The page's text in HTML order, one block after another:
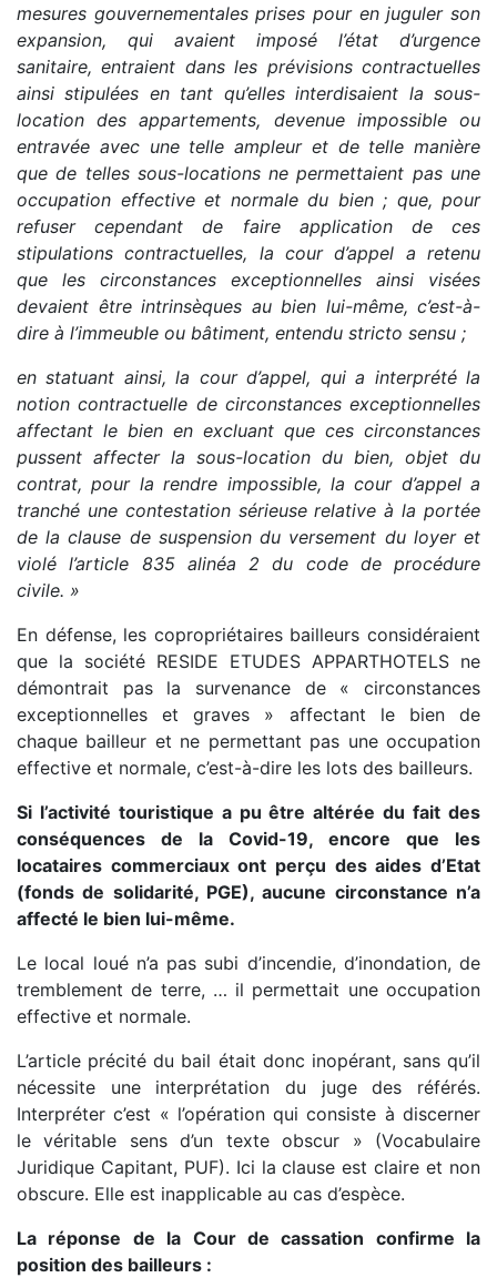
mesures gouvernementales prises pour en juguler son
expansion, qui avaient imposé l’état d’urgence
sanitaire, entraient dans les prévisions contractuelles
ainsi stipulées en tant qu’elles interdisaient la sous-
location des appartements, devenue impossible ou
entravée avec une telle ampleur et de telle manière
que de telles sous-locations ne permettaient pas une
occupation effective et normale du bien ; que, pour
refuser cependant de faire application de ces
stipulations contractuelles, la cour d’appel a retenu
que les circonstances exceptionnelles ainsi visées
devaient être intrinsèques au bien lui-même, c’est-à-
dire à l’immeuble ou bâtiment, entendu stricto sensu ;
en statuant ainsi, la cour d’appel, qui a interprété la
notion contractuelle de circonstances exceptionnelles
affectant le bien en excluant que ces circonstances
pussent affecter la sous-location du bien, objet du
contrat, pour la rendre impossible, la cour d’appel a
tranché une contestation sérieuse relative à la portée
de la clause de suspension du versement du loyer et
violé l’article 835 alinéa 2 du code de procédure
civile. »
En défense, les copropriétaires bailleurs considéraient
que la société RESIDE ETUDES APPARTHOTELS ne
démontrait pas la survenance de « circonstances
exceptionnelles et graves » affectant le bien de
chaque bailleur et ne permettant pas une occupation
effective et normale, c’est-à-dire les lots des bailleurs.
Si l’activité touristique a pu être altérée du fait des
conséquences de la Covid-19, encore que les
locataires commerciaux ont perçu des aides d’Etat
(fonds de solidarité, PGE), aucune circonstance n’a
affecté le bien lui-même.
Le local loué n’a pas subi d’incendie, d’inondation, de
tremblement de terre, … il permettait une occupation
effective et normale.
L’article précité du bail était donc inopérant, sans qu’il
nécessite une interprétation du juge des référés.
Interpréter c’est « l’opération qui consiste à discerner
le véritable sens d’un texte obscur » (Vocabulaire
Juridique Capitant, PUF). Ici la clause est claire et non
obscure. Elle est inapplicable au cas d’espèce.
La réponse de la Cour de cassation confirme la
position des bailleurs :